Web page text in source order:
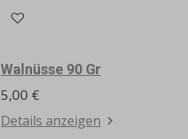
Walnüsse 90 Gr
5,00 €
Details anzeigen